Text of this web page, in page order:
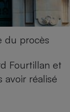
du procès
Fourtillan et
avoir réalisé